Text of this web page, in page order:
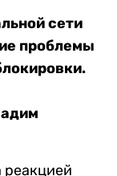
сети
проблемы